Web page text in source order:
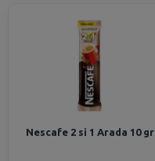
Nescafe 2 si 1 Arada 10 gr